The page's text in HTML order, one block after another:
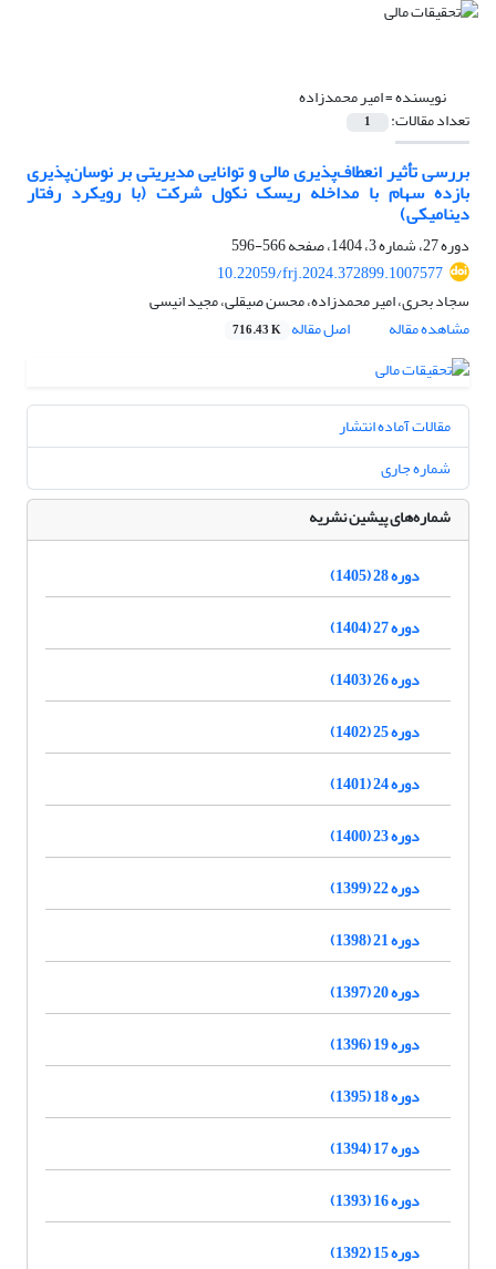
نویسنده =امیر محمدزاده
تعداد مقالات: 1
بررسی تأثیر انعطاف‌پذیری مالی و توانایی مدیریتی بر نوسان‌پذیری
بازده سهام با مداخله ریسک نکول شرکت (با رویکرد رفتار
دینامیکی)
دوره 27، شماره 3، 1404، صفحه
566-596
10.22059/frj.2024.372899.1007577
سجاد بحری، امیر محمدزاده، محسن صیقلی، مجید انیسی
مشاهده مقاله
اصل مقاله 716.43 K
مقالات آماده انتشار
شماره جاری
شماره‌های پیشین نشریه
دوره 28 (1405)
دوره 27 (1404)
دوره 26 (1403)
دوره 25 (1402)
دوره 24 (1401)
دوره 23 (1400)
دوره 22 (1399)
دوره 21 (1398)
دوره 20 (1397)
دوره 19 (1396)
دوره 18 (1395)
دوره 17 (1394)
دوره 16 (1393)
دوره 15 (1392)